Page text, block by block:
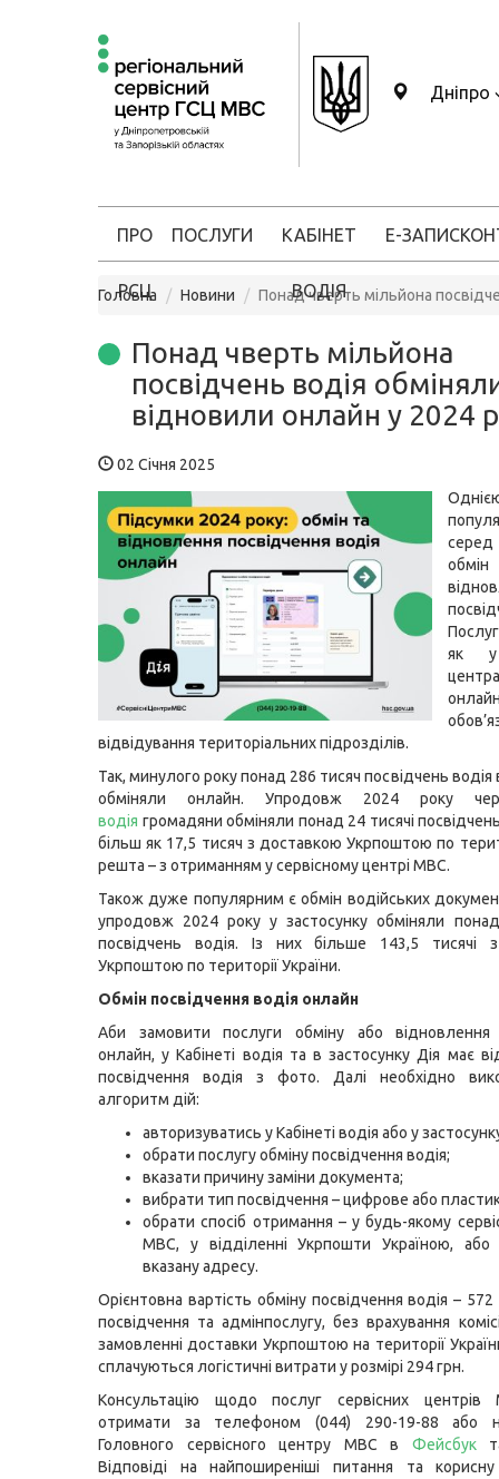
Дніпро
ПРО
РСЦ
ПОСЛУГИ КАБІНЕТ
ВОДІЯ
Е-ЗАПИС
Головна Новини Понад чверть мільйона
Понад чверть мільйона
посвідчень водія
відновили онлайн у 2024
02 Січня 2025
як у
відвідування територіальних підрозділів.
Так, минулого року понад 286 тисяч посвідчень водія
обміняли онлайн. Упродовж 2024 року
водія громадяни обміняли понад 24 тисячі
більш як 17,5 тисяч з доставкою Укрпоштою по
решта – з отриманням у сервісному центрі МВС.
Також дуже популярним є обмін водійських
упродовж 2024 року у застосунку обміняли
посвідчень водія. Із них більше 143,5 тисячі
Укрпоштою по території України.
Обмін посвідчення водія онлайн
Аби замовити послуги обміну або відновлення
онлайн, у Кабінеті водія та в застосунку Дія має
посвідчення водія з фото. Далі необхідно
алгоритм дій:
авторизуватись у Кабінеті водія або у
обрати послугу обміну посвідчення водія;
вказати причину заміни документа;
вибрати тип посвідчення – цифрове або
обрати спосіб отримання – у будь-якому
МВС, у відділенні Укрпошти Україною, або
вказану адресу.
Орієнтовна вартість обміну посвідчення водія –
посвідчення та адмінпослугу, без врахування
замовленні доставки Укрпоштою на території
сплачуються логістичні витрати у розмірі 294 грн.
Консультацію щодо послуг сервісних
отримати за телефоном (044) 290-19-88 або
Головного сервісного центру МВС в Фейсбук
Відповіді на найпоширеніші питання та